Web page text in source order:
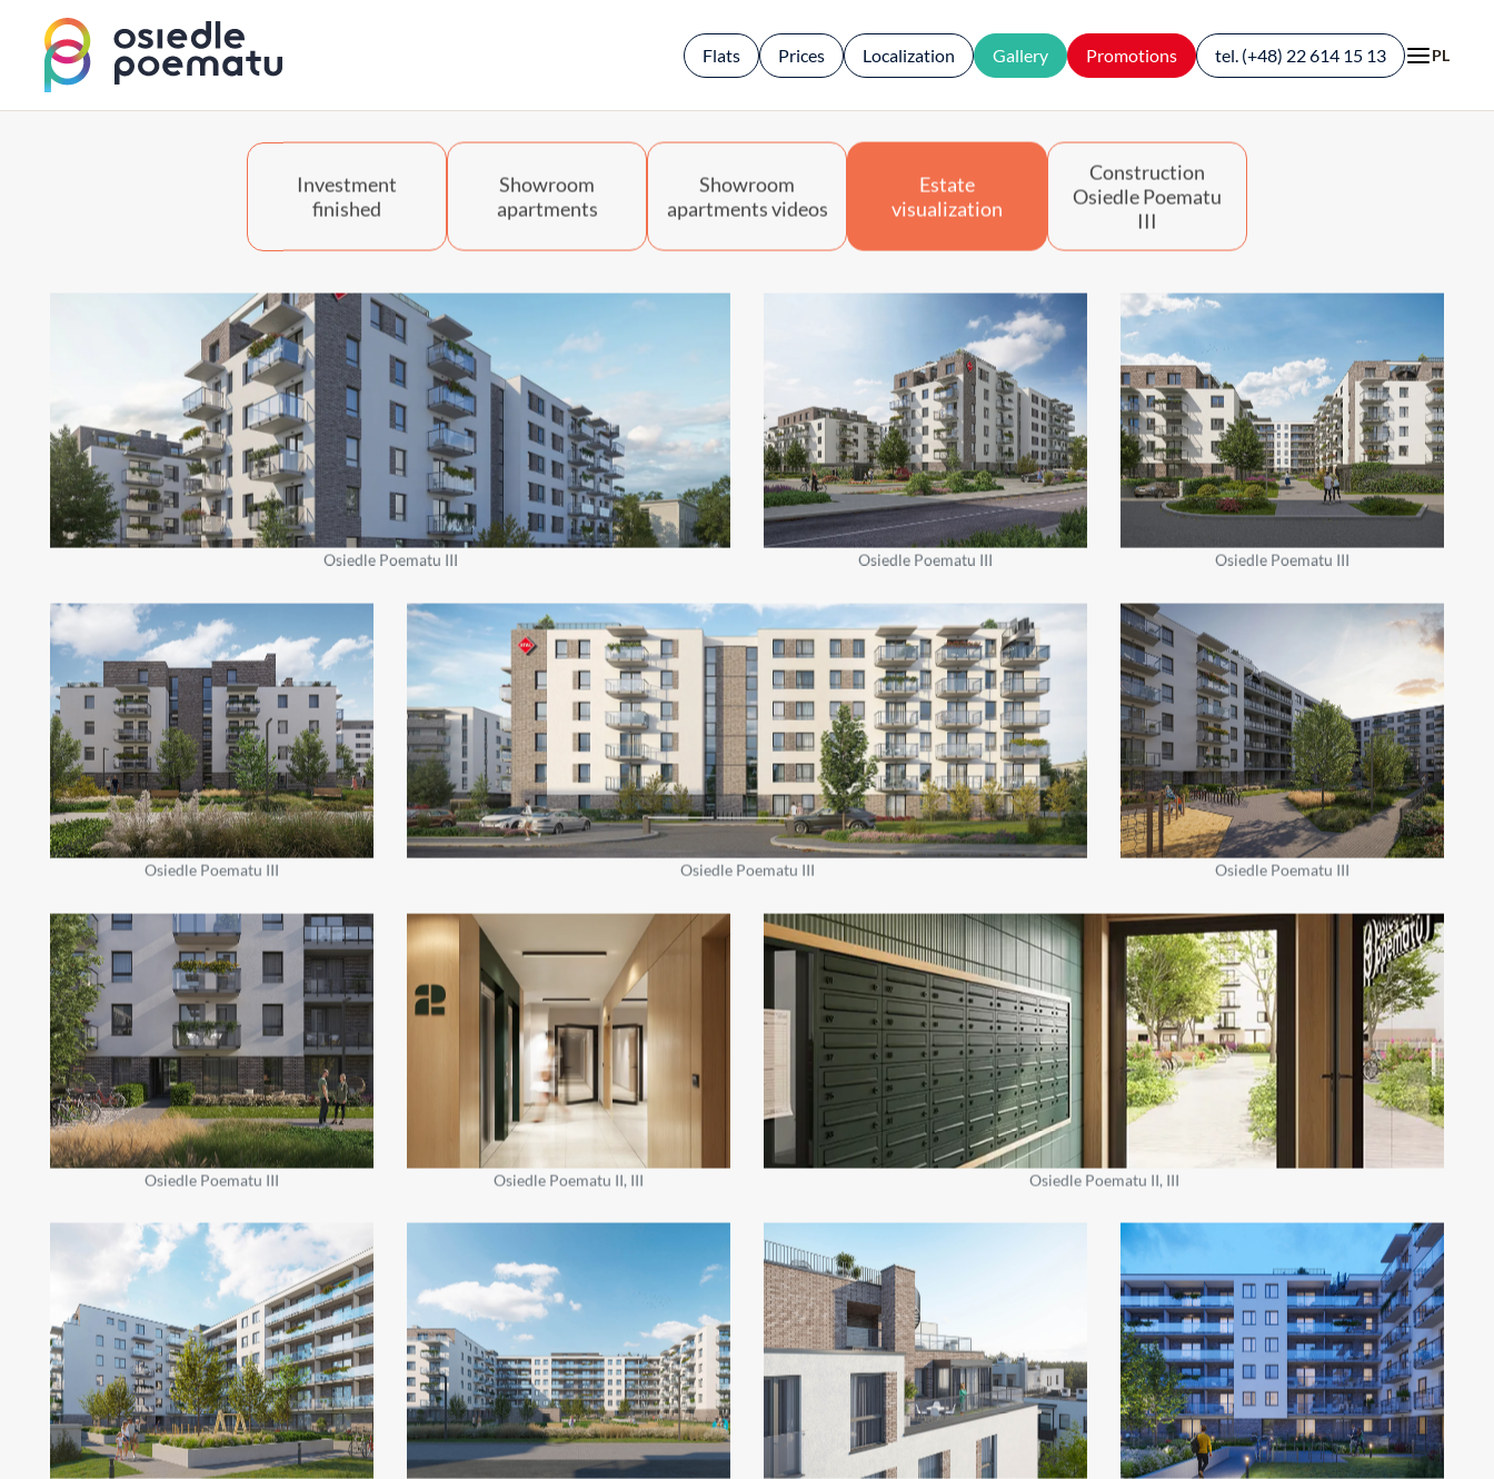
Flats Prices Localization Gallery Promotions tel. (+48) 22 614 15 13 PL
Prices
Gallery Garages
Finishing
Investment
finished
Showroom
apartments
Showroom
apartments videos
Estate
visualization
Construction
Osiedle Poematu
III
Osiedle Poematu III Osiedle Poematu III Osiedle Poematu III
Osiedle Poematu III Osiedle Poematu III Osiedle Poematu III
Osiedle Poematu III Osiedle Poematu II, III Osiedle Poematu II, III